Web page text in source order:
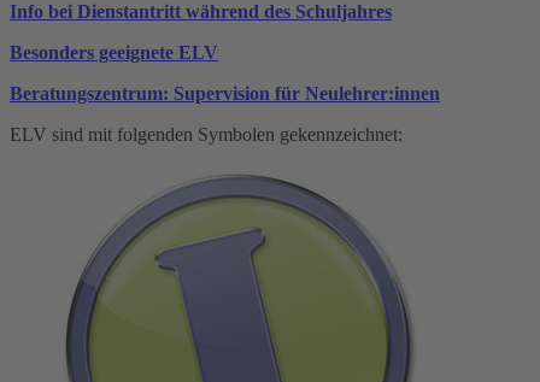
Info bei Dienstantritt während des Schuljahres
Besonders geeignete ELV
Beratungszentrum: Supervision für Neulehrer:innen
ELV sind mit folgenden Symbolen gekennzeichnet: